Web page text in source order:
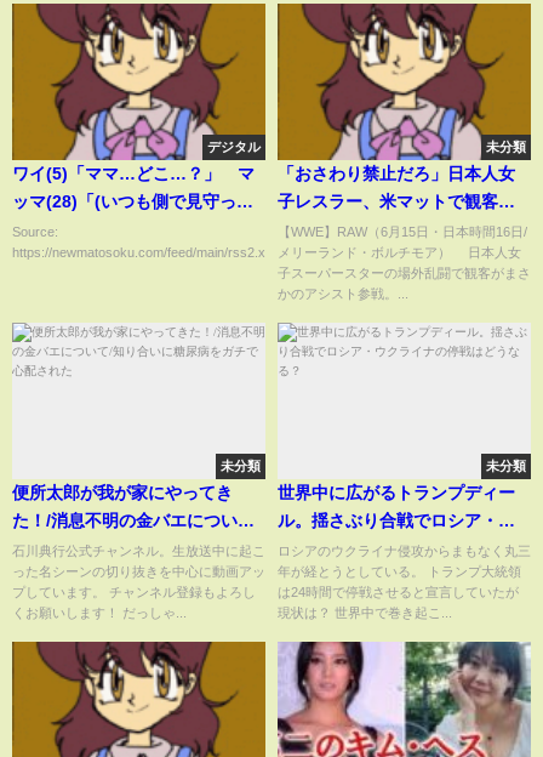
デジタル
ワイ(5)「ママ…どこ…？」 マ
ッマ(28)「(いつも側で見守って
るやろ！いちいち呼ぶな！)」
Source:
https://newmatosoku.com/feed/main/rss2.xml...
未分類
「おさわり禁止だろ」日本人女
子レスラー、米マットで観客の
行動が物議 “神ファンサ”の声も
(ABEMA TIMES)
【WWE】RAW（6月15日・日本時間16日/
メリーランド・ボルチモア） 日本人女
子スーパースターの場外乱闘で観客がまさ
かのアシスト参戦。...
未分類
便所太郎が我が家にやってき
た！/消息不明の金バエについて/
知り合いに糖尿病をガチで心配
された
石川典行公式チャンネル。生放送中に起こ
った名シーンの切り抜きを中心に動画アッ
プしています。 チャンネル登録もよろし
くお願いします！ だっしゃ...
未分類
世界中に広がるトランプディー
ル。揺さぶり合戦でロシア・ウ
クライナの停戦はどうなる？
ロシアのウクライナ侵攻からまもなく丸三
年が経とうとしている。 トランプ大統領
は24時間で停戦させると宣言していたが
現状は？ 世界中で巻き起こ...